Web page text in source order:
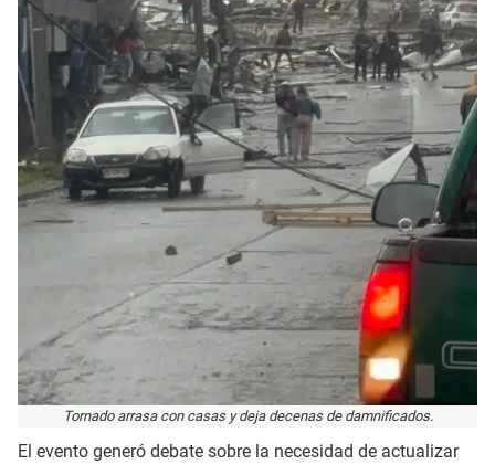
Tornado arrasa con casas y deja decenas de damnificados.
El evento generó debate sobre la necesidad de actualizar